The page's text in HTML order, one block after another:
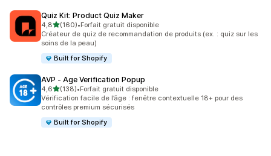
Quiz Kit: Product Quiz Maker
4,8étoile(s) sur 5
(160)
160 avis au total
•Forfait gratuit disponible
Créateur de quiz de recommandation de produits (ex. : quiz sur les
soins de la peau)
Built for Shopify
AVP ‑ Age Verification Popup
4,6étoile(s) sur 5
(138)
138 avis au total
•Forfait gratuit disponible
Vérification facile de l’âge : fenêtre contextuelle 18+ pour des
contrôles premium sécurisés
Built for Shopify